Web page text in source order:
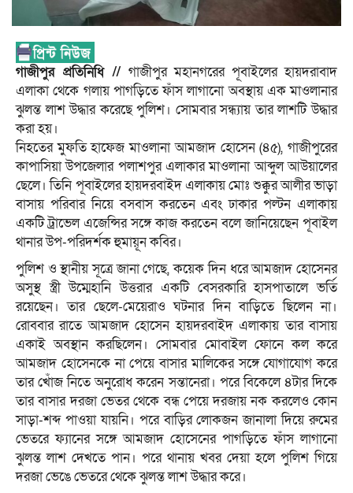
গাজীপুর প্রতিনিধি // গাজীপুর মহানগরের পূবাইলের হায়দরাবাদ
এলাকা‌‌ থেকে গলায় পাগড়িতে ফাঁস লাগানো অবস্থায় এক মাওলানার
ঝুলন্ত লাশ উদ্ধার করেছে পুলিশ। সোমবার সন্ধ্যায় তার লাশটি উদ্ধার
করা হয়।
নিহতের মুফতি হাফেজ মাওলানা আমজাদ হোসেন (৪৫), গাজীপুরের
কাপাসিয়া উপজেলার পলাশপুর এলাকার মাওলানা আব্দুল আউয়ালের
ছেলে। তিনি পূবাইলের হায়দরবাইদ এলাকায় মোঃ শুক্কুর আলীর ভাড়া
বাসায় পরিবার নিয়ে বসবাস করতেন এবং ঢাকার পল্টন এলাকায়
একটি ট্রাভেল এজেন্সির সঙ্গে কাজ করতেন বলে জানিয়েছেন পূবাইল
থানার উপ-পরিদর্শক হুমায়ূন কবির।
পুলিশ ও স্থানীয় সূত্রে জানা গেছে, কয়েক দিন ধরে আমজাদ হোসেনর
অসুস্থ স্ত্রী উম্মেহানি উত্তরার একটি বেসরকারি হাসপাতালে ভর্তি
রয়েছেন। তার ছেলে-মেয়েরাও ঘটনার দিন বাড়িতে ছিলেন না।
রোববার রাতে আমজাদ হোসেন হায়দরবাইদ এলাকায় তার বাসায়
একাই অবস্থান করছিলেন। সোমবার মোবাইল ফোনে‌ কল করে
আমজাদ হোসেনকে না পেয়ে বাসার‌ মালিকের সঙ্গে যোগাযোগ করে
তার খোঁজ নিতে অনুরোধ করেন সন্তানেরা। পরে বিকেলে ৪টার‌ দিকে
তার বাসার দরজা ভেতর থেকে বন্ধ পেয়ে দরজায় নক করলেও কোন
সাড়া-শব্দ পাওয়া যায়নি। পরে বাড়ির লোকজন জানালা দিয়ে রুমের
ভেতরে ফ্যানের সঙ্গে আমজাদ হোসেনের পাগড়িতে ফাঁস লাগানো
ঝুলন্ত লাশ দেখতে পান। পরে থানায় খবর দেয়া হলে পুলিশ গিয়ে
দরজা ভেঙে ভেতরে থেকে ঝুলন্ত লাশ উদ্ধার করে।